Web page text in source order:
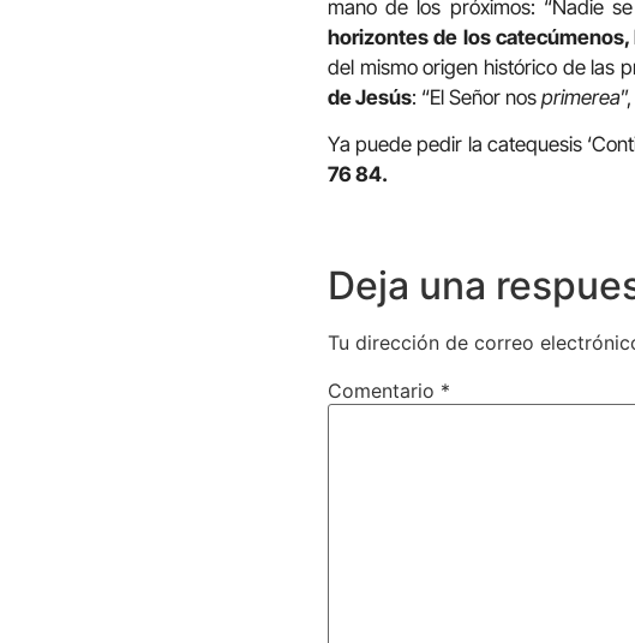
mano de los próximos: “Nadie
horizontes de los catecúmenos,
del mismo origen histórico de las
de Jesús: “El Señor nos primerea
Ya puede pedir la catequesis
76 84.
Deja una
Tu dirección de correo
Comentario *